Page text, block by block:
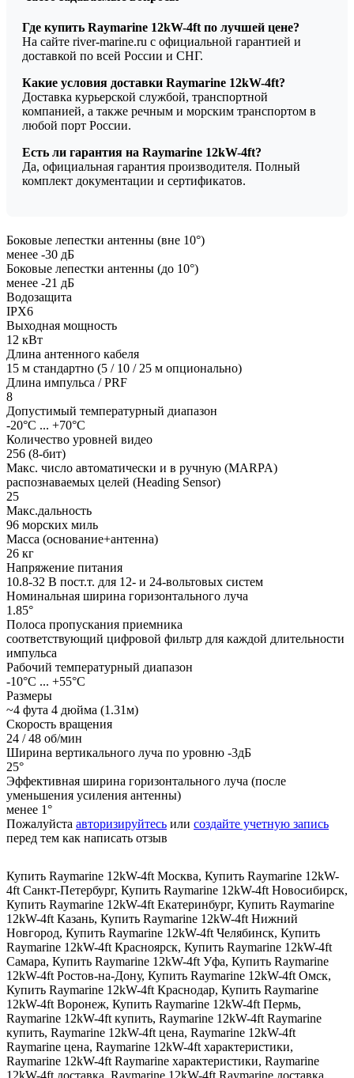
Где купить Raymarine 12kW-4ft по лучшей цене?
На сайте river-marine.ru с официальной гарантией и
доставкой по всей России и СНГ.
Какие условия доставки Raymarine 12kW-4ft?
Доставка курьерской службой, транспортной
компанией, а также речным и морским транспортом в
любой порт России.
Есть ли гарантия на Raymarine 12kW-4ft?
Да, официальная гарантия производителя. Полный
комплект документации и сертификатов.
Боковые лепестки антенны (вне 10°)
менее -30 дБ
Боковые лепестки антенны (до 10°)
менее -21 дБ
Водозащита
IPX6
Выходная мощность
12 кВт
Длина антенного кабеля
15 м стандартно (5 / 10 / 25 м опционально)
Длина импульса / PRF
8
Допустимый температурный диапазон
-20°C ... +70°C
Количество уровней видео
256 (8-бит)
Макс. число автоматически и в ручную (MARPA)
распознаваемых целей (Heading Sensor)
25
Макс.дальность
96 морских миль
Масса (основание+антенна)
26 кг
Напряжение питания
10.8-32 В пост.т. для 12- и 24-вольтовых систем
Номинальная ширина горизонтального луча
1.85°
Полоса пропускания приемника
соответствующий цифровой фильтр для каждой длительности
импульса
Рабочий температурный диапазон
-10°C ... +55°C
Размеры
~4 фута 4 дюйма (1.31м)
Скорость вращения
24 / 48 об/мин
Ширина вертикального луча по уровню -3дБ
25°
Эффективная ширина горизонтального луча (после
уменьшения усиления антенны)
менее 1°
Пожалуйста авторизируйтесь или создайте учетную запись
перед тем как написать отзыв
Купить Raymarine 12kW-4ft Москва, Купить Raymarine 12kW-
4ft Санкт-Петербург, Купить Raymarine 12kW-4ft Новосибирск,
Купить Raymarine 12kW-4ft Екатеринбург, Купить Raymarine
12kW-4ft Казань, Купить Raymarine 12kW-4ft Нижний
Новгород, Купить Raymarine 12kW-4ft Челябинск, Купить
Raymarine 12kW-4ft Красноярск, Купить Raymarine 12kW-4ft
Самара, Купить Raymarine 12kW-4ft Уфа, Купить Raymarine
12kW-4ft Ростов-на-Дону, Купить Raymarine 12kW-4ft Омск,
Купить Raymarine 12kW-4ft Краснодар, Купить Raymarine
12kW-4ft Воронеж, Купить Raymarine 12kW-4ft Пермь,
Raymarine 12kW-4ft купить, Raymarine 12kW-4ft Raymarine
купить, Raymarine 12kW-4ft цена, Raymarine 12kW-4ft
Raymarine цена, Raymarine 12kW-4ft характеристики,
Raymarine 12kW-4ft Raymarine характеристики, Raymarine